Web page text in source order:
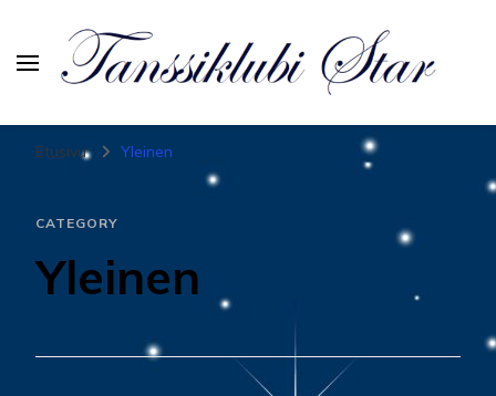
Tanssiurheiluseura Star
Etusivu Yleinen
CATEGORY
Yleinen